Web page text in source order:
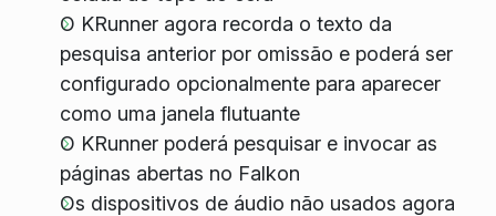
O KRunner agora recorda o texto da
pesquisa anterior por omissão e poderá ser
configurado opcionalmente para aparecer
como uma janela flutuante
O KRunner poderá pesquisar e invocar as
páginas abertas no Falkon
Os dispositivos de áudio não usados agora